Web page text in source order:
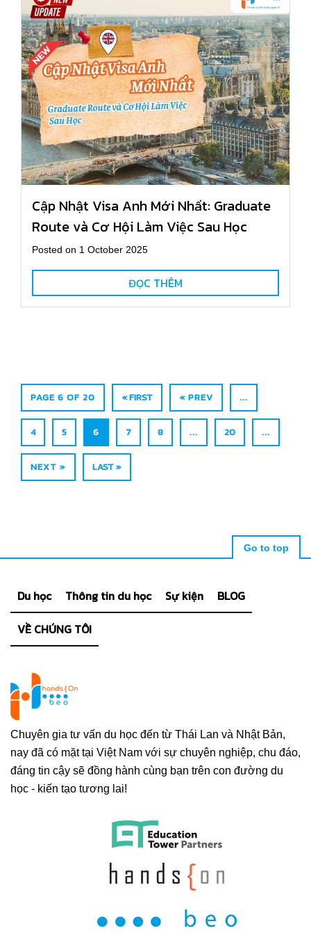
Cập Nhật Visa Anh Mới Nhất: Graduate
Route và Cơ Hội Làm Việc Sau Học
Posted on 1 October 2025
ĐỌC THÊM
PAGE 6 OF 20 « FIRST « PREV ...
4 5 6 7 8 ... 20 ...
NEXT » LAST »
Go to top
Chuyên gia tư vấn du học đến từ Thái Lan và Nhật Bản,
nay đã có mặt tại Việt Nam với sự chuyên nghiệp, chu đáo,
đáng tin cậy sẽ đồng hành cùng bạn trên con đường du
học - kiến tạo tương lai!
Du học Thông tin du học Sự kiện
BLOG
VỀ CHÚNG TÔI